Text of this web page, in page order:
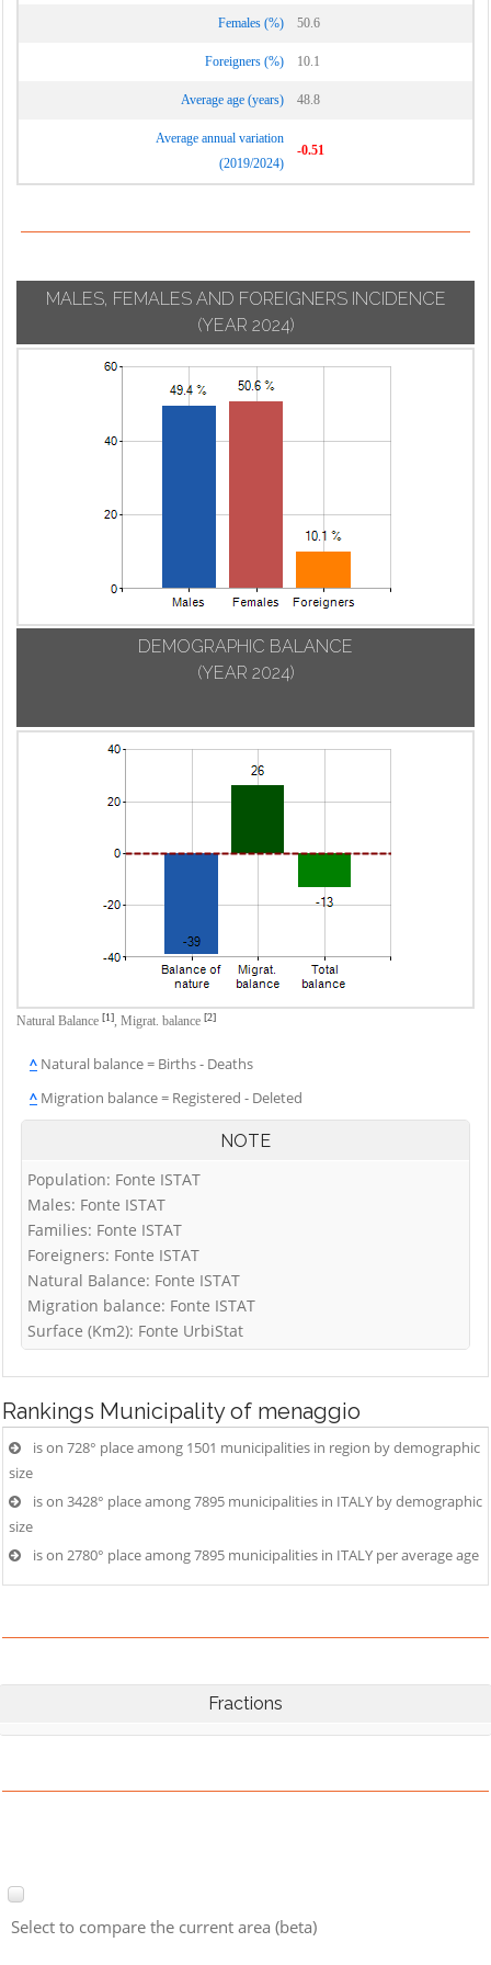
Veniano
Vercana
Minoprio
Villa Guardia
Zelbio
Females (%) 50.6
Foreigners (%) 10.1
Average age (years) 48.8
Average annual variation
(2019/2024)
-0.51
MALES, FEMALES AND FOREIGNERS INCIDENCE
(YEAR 2024)
DEMOGRAPHIC BALANCE
(YEAR 2024)
Natural Balance [1], Migrat. balance [2]
^ Natural balance = Births - Deaths
^ Migration balance = Registered - Deleted
NOTE
Population: Fonte ISTAT
Males: Fonte ISTAT
Families: Fonte ISTAT
Foreigners: Fonte ISTAT
Natural Balance: Fonte ISTAT
Migration balance: Fonte ISTAT
Surface (Km2): Fonte UrbiStat
Rankings Municipality of menaggio
is on 728° place among 1501 municipalities in region by demographic
size
is on 3428° place among 7895 municipalities in ITALY by demographic
size
is on 2780° place among 7895 municipalities in ITALY per average age
Fractions
Select to compare the current area (beta)